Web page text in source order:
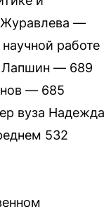
Журавлева —
работе
Лапшин — 689
— 685
вуза Надежда
532